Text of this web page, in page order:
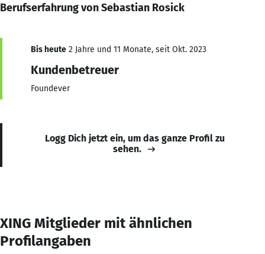
Berufserfahrung von Sebastian Rosick
Bis heute 2 Jahre und 11 Monate, seit Okt. 2023
Kundenbetreuer
Foundever
Logg Dich jetzt ein, um das ganze Profil zu
sehen.
XING Mitglieder mit ähnlichen
Profilangaben